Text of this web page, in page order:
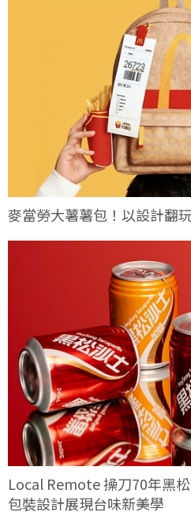
麥當勞大薯薯包！以設計翻
Local Remote 操刀70年黑
包裝設計展現台味新美學